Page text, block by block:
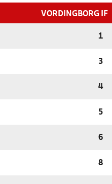
VORDINGBORG IF
1
3
4
5
6
8